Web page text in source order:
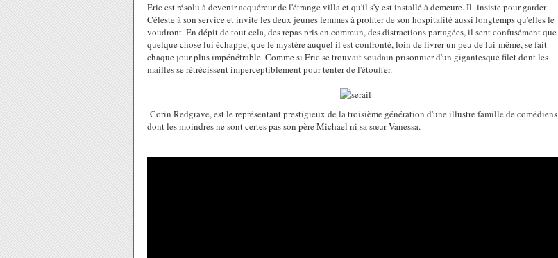
Eric est résolu à devenir acquéreur de l'étrange villa et qu'il s'y est installé à demeure. Il insiste pour garder
Céleste à son service et invite les deux jeunes femmes à profiter de son hospitalité aussi longtemps qu'elles le
voudront. En dépit de tout cela, des repas pris en commun, des distractions partagées, il sent confusément que
quelque chose lui échappe, que le mystère auquel il est confronté, loin de livrer un peu de lui-même, se fait
chaque jour plus impénétrable. Comme si Eric se trouvait soudain prisonnier d'un gigantesque filet dont les
mailles se rétrécissent imperceptiblement pour tenter de l'étouffer.
Corin Redgrave, est le représentant prestigieux de la troisième génération d'une illustre famille de comédiens
dont les moindres ne sont certes pas son père Michael ni sa sœur Vanessa.